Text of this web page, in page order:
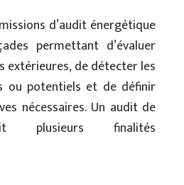
d’audit énergétique
permettant d’évaluer
extérieures, de détecter les
ou potentiels et de définir
nécessaires. Un audit de
plusieurs finalités